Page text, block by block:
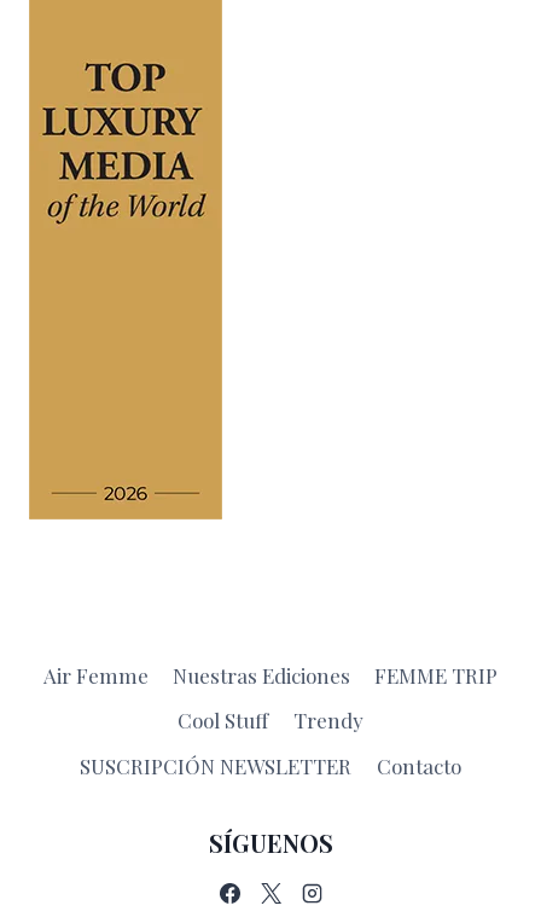
Air Femme Nuestras Ediciones
FEMME TRIP
Cool Stuff
Trendy
SUSCRIPCIÓN NEWSLETTER
Contacto
SÍGUENOS